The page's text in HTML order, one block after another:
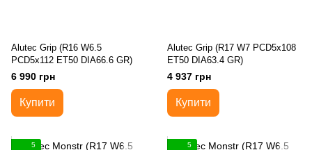
Alutec Grip (R16 W6.5
PCD5x112 ET50 DIA66.6 GR)
6 990 грн
Купити
Alutec Grip (R17 W7 PCD5x108
ET50 DIA63.4 GR)
4 937 грн
Купити
5
5